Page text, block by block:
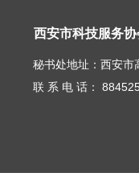
西安市科技服务协
秘书处地址：西安市
联 系 电 话：